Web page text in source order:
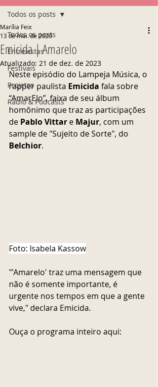
Todos os posts
Entrevistas
Festivais
Projetos
Rádio & Podcasts
Todos os posts
Emicida | Amarelo
Marília Feix
13 de mai. de 2020
Atualizado: 21 de dez. de 2023
Neste episódio do Lampeja Música, o
rapper paulista Emicida fala sobre
“AmarElo”, faixa de seu álbum
homônimo que traz as participações
de Pablo Vittar e Majur, com um
sample de "Sujeito de Sorte", do
Belchior.
Foto: Isabela Kassow
"'Amarelo' traz uma mensagem que
não é somente importante, é
urgente nos tempos em que a gente
vive," declara Emicida.
Ouça o programa inteiro aqui: